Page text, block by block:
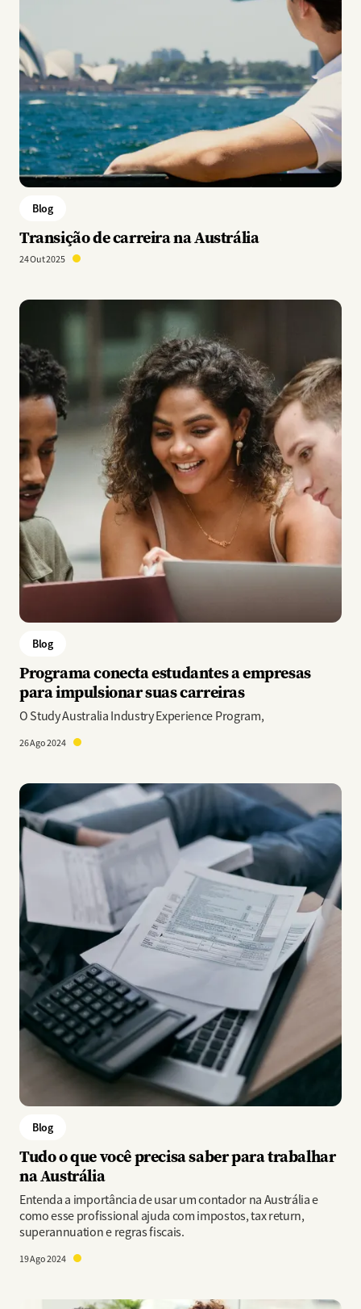
Blog
Transição de carreira na Austrália
24 Out 2025
Imagem
Blog
Programa conecta estudantes a empresas
para impulsionar suas carreiras
O Study Australia Industry Experience Program,
26 Ago 2024
Imagem
Blog
Tudo o que você precisa saber para trabalhar
na Austrália
Entenda a importância de usar um contador na Austrália e
como esse profissional ajuda com impostos, tax return,
superannuation e regras fiscais.
19 Ago 2024